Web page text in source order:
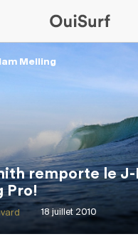
Melling
remporte le J-
Pro!
18 juillet 2010